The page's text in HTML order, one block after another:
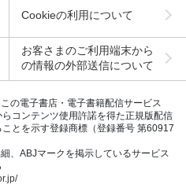
Cookieの利用について
お客さまのご利用端末から
の情報の外部送信について
の電子書店・電子書籍配信サービス
コンテンツ使用許諾を得た正規版配信
とを示す登録商標（登録番号 第60917
、ABJマークを掲示しているサービス